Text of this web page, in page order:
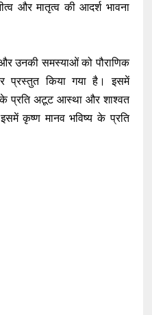
और मातृत्व की आदर्श भावना
उनकी समस्याओं को पौराणिक
प्रस्तुत किया गया है। इसमें
प्रति अटूट आस्था और शाश्वत
कृष्ण मानव भविष्य के प्रति